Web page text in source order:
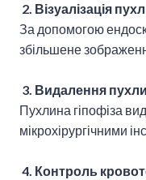
2. Візуалізація
За допомогою
збільшене
3. Видалення
Пухлина гіпофіза
мікрохірургічними
4. Контроль